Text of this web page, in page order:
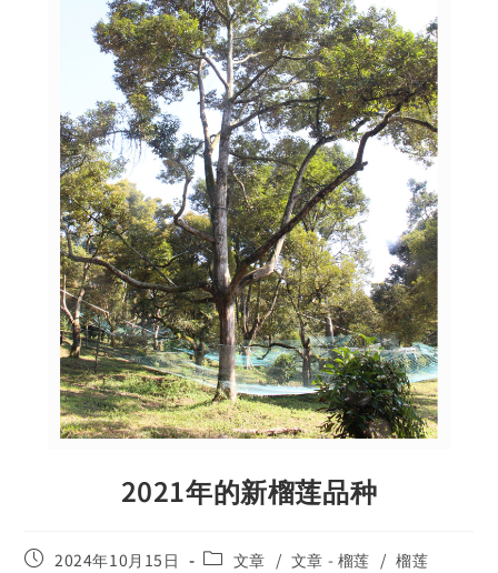
2021年的新榴莲品种
2024年10月15日 文章 / 文章 - 榴莲 / 榴莲